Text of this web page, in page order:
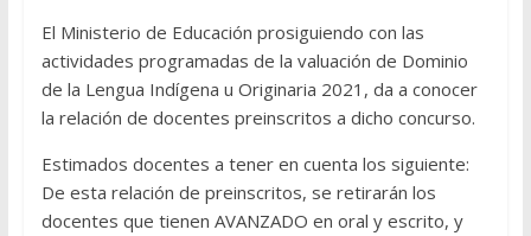
El Ministerio de Educación prosiguiendo con las
actividades programadas de la valuación de Dominio
de la Lengua Indígena u Originaria 2021, da a conocer
la relación de docentes preinscritos a dicho concurso.
Estimados docentes a tener en cuenta los siguiente:
De esta relación de preinscritos, se retirarán los
docentes que tienen AVANZADO en oral y escrito, y